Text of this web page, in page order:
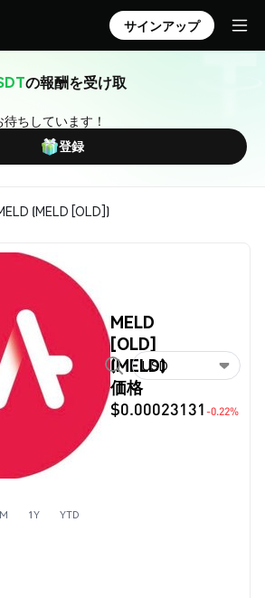
サインアップ
の報酬を受け取
ちしています！
登録
(MELD [OLD])
MELD
[OLD]
(MELD)
価格
$0.00023131 -0.22%
USD
1Y YTD